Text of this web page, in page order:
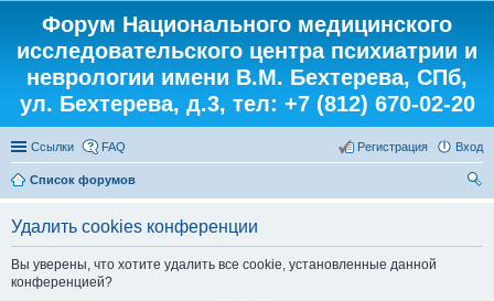
Форум Национального медицинского
исследовательского центра психиатрии и
неврологии имени В.М. Бехтерева, СПб,
ул. Бехтерева, д.3, тел: +7 (812) 670-02-20
Ссылки FAQ Вход
Регистрация
Список форумов
Удалить cookies конференции
Вы уверены, что хотите удалить все cookie, установленные данной
конференцией?